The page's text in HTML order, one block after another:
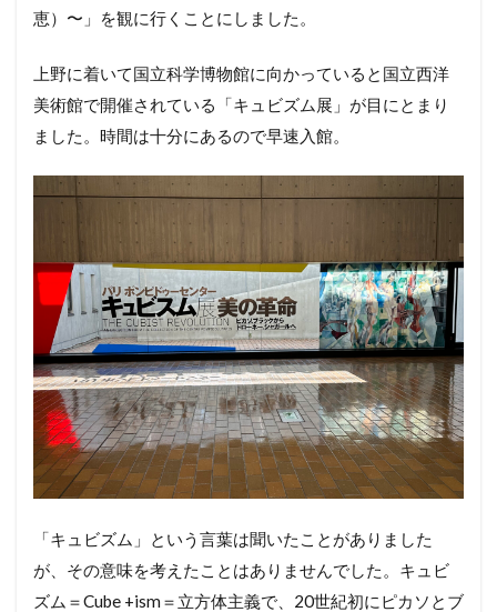
恵）〜」を観に行くことにしました。
上野に着いて国立科学博物館に向かっていると国立西洋
美術館で開催されている「キュビズム展」が目にとまり
ました。時間は十分にあるので早速入館。
「キュビズム」という言葉は聞いたことがありました
が、その意味を考えたことはありませんでした。キュビ
ズム＝Cube +ism＝立方体主義で、20世紀初にピカソとブ